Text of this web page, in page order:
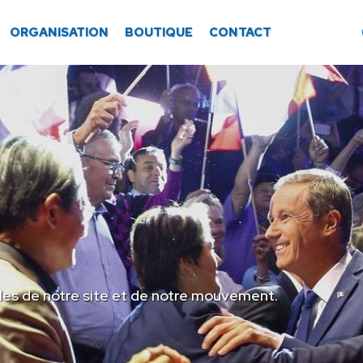
ORGANISATION BOUTIQUE CONTACT
de notre site et de notre mouvement.